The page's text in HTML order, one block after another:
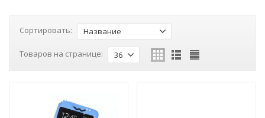
Сортировать: Название
Товаров на странице: 36